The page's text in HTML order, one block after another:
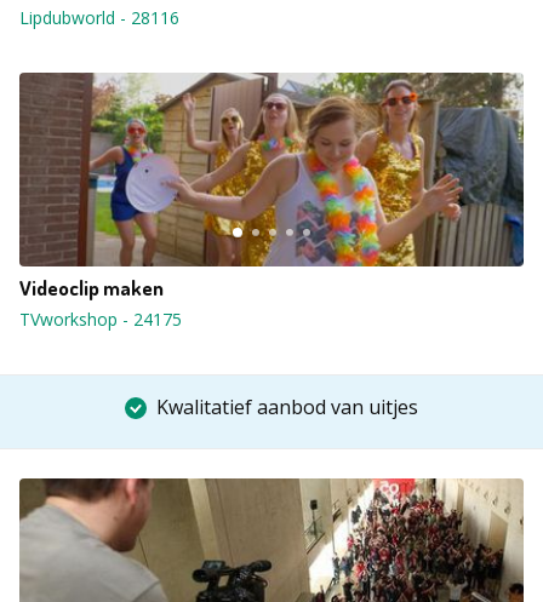
Lipdubworld - 28116
Videoclip maken
TVworkshop - 24175
Kwalitatief aanbod van uitjes